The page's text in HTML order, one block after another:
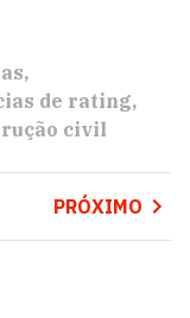
de rating
civil
PRÓXIMO